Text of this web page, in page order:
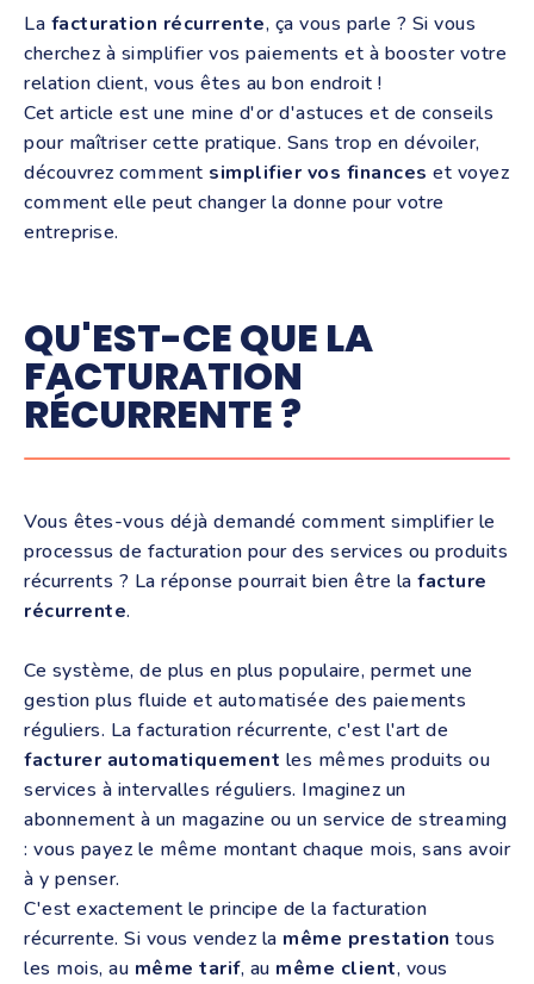
La facturation récurrente, ça vous parle ? Si vous
cherchez à simplifier vos paiements et à booster votre
relation client, vous êtes au bon endroit !
Cet article est une mine d'or d'astuces et de conseils
pour maîtriser cette pratique. Sans trop en dévoiler,
découvrez comment simplifier vos finances et voyez
comment elle peut changer la donne pour votre
entreprise.
QU'EST-CE QUE LA
FACTURATION
RÉCURRENTE ?
Vous êtes-vous déjà demandé comment simplifier le
processus de facturation pour des services ou produits
récurrents ? La réponse pourrait bien être la facture
récurrente.
Ce système, de plus en plus populaire, permet une
gestion plus fluide et automatisée des paiements
réguliers. La facturation récurrente, c'est l'art de
facturer automatiquement les mêmes produits ou
services à intervalles réguliers. Imaginez un
abonnement à un magazine ou un service de streaming
: vous payez le même montant chaque mois, sans avoir
à y penser.
C'est exactement le principe de la facturation
récurrente. Si vous vendez la même prestation tous
les mois, au même tarif, au même client, vous